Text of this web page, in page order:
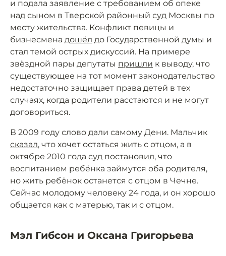
и подала заявление с требованием об опеке
над сыном в Тверской районный суд Москвы по
месту жительства. Конфликт певицы и
бизнесмена дошёл до Государственной думы и
стал темой острых дискуссий. На примере
звёздной пары депутаты пришли к выводу, что
существующее на тот момент законодательство
недостаточно защищает права детей в тех
случаях, когда родители расстаются и не могут
договориться.
В 2009 году слово дали самому Дени. Мальчик
сказал, что хочет остаться жить с отцом, а в
октябре 2010 года суд постановил, что
воспитанием ребёнка займутся оба родителя,
но жить ребёнок останется с отцом в Чечне.
Сейчас молодому человеку 24 года, и он хорошо
общается как с матерью, так и с отцом.
Мэл Гибсон и Оксана Григорьева